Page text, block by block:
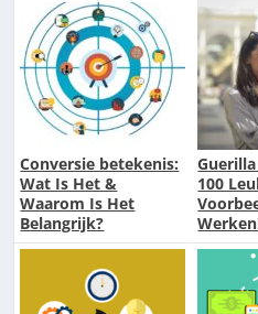
Conversie betekenis:
Wat Is Het &
Waarom Is Het
Belangrijk?
100